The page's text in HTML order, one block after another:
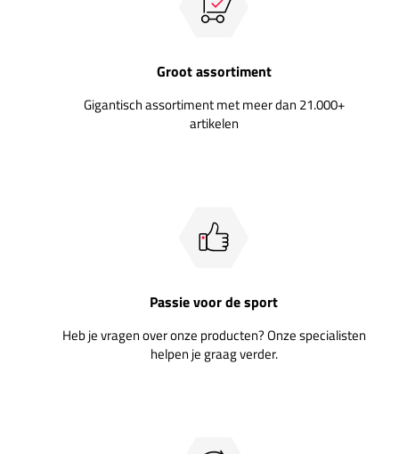
Groot assortiment
Gigantisch assortiment met meer dan 21.000+
artikelen
Passie voor de sport
Heb je vragen over onze producten? Onze specialisten
helpen je graag verder.